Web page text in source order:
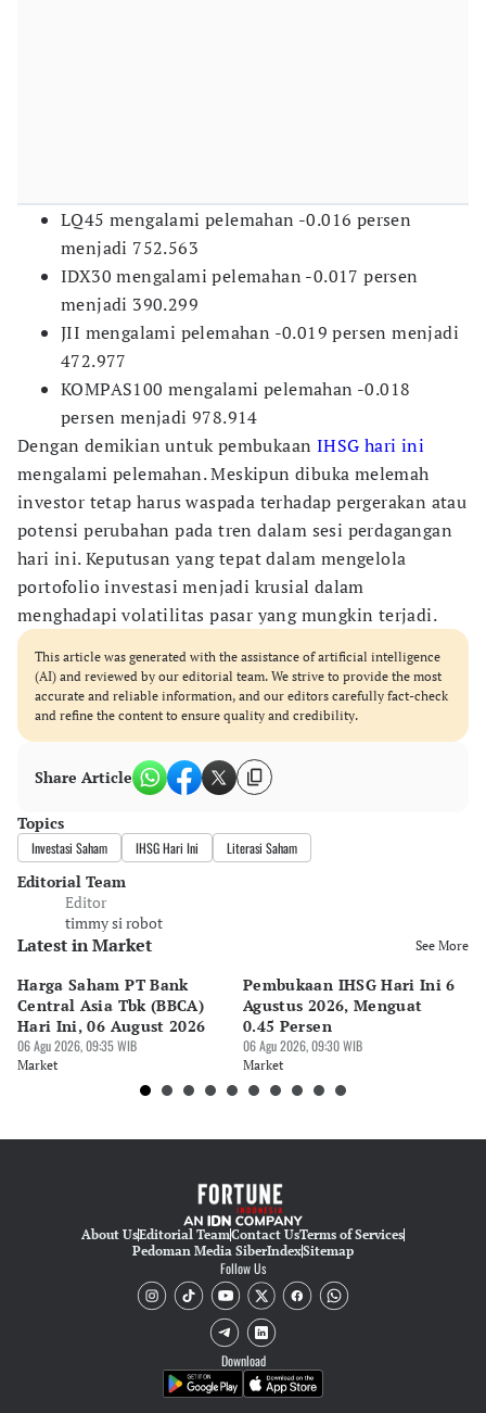
LQ45 mengalami pelemahan -0.016 persen
menjadi 752.563
IDX30 mengalami pelemahan -0.017 persen
menjadi 390.299
JII mengalami pelemahan -0.019 persen menjadi
472.977
KOMPAS100 mengalami pelemahan -0.018
persen menjadi 978.914
Dengan demikian untuk pembukaan IHSG hari ini
mengalami pelemahan. Meskipun dibuka melemah
investor tetap harus waspada terhadap pergerakan atau
potensi perubahan pada tren dalam sesi perdagangan
hari ini. Keputusan yang tepat dalam mengelola
portofolio investasi menjadi krusial dalam
menghadapi volatilitas pasar yang mungkin terjadi.
This article was generated with the assistance of artificial intelligence
(AI) and reviewed by our editorial team. We strive to provide the most
accurate and reliable information, and our editors carefully fact-check
and refine the content to ensure quality and credibility.
Share Article
Topics
Investasi Saham IHSG Hari Ini Literasi Saham
Editorial Team
Editor
timmy si robot
Latest in Market See More
Harga Saham PT Bank
Central Asia Tbk (BBCA)
Hari Ini, 06 August 2026
06 Agu 2026, 09:35 WIB
Market
Pembukaan IHSG Hari Ini 6
Agustus 2026, Menguat
0.45 Persen
06 Agu 2026, 09:30 WIB
Market
About UsEditorial TeamContact UsTerms of Services
Pedoman Media SiberIndexSitemap
Follow Us
Download